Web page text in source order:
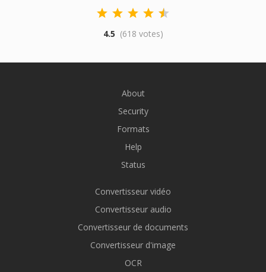
4.5 (618 votes)
About
Security
Formats
Help
Status
Convertisseur vidéo
Convertisseur audio
Convertisseur de documents
Convertisseur d'image
OCR